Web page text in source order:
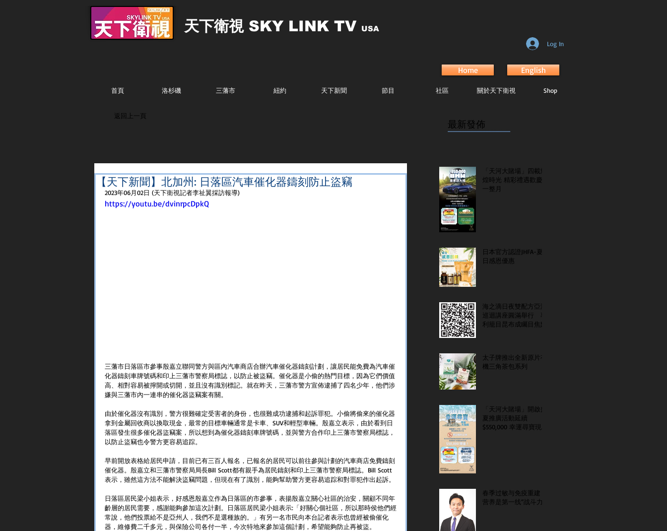
天下衛視SKY LINK TV USA
Log In
Home English
首頁 洛杉磯 三藩市 紐約 天下新聞 節目 社區 關於天下衛視 Shop
返回上一頁
【天下新聞】北加州: 日落區汽車催化器鑄刻防止盜竊
2023年06月02日 (天下衛視記者李祉翼採訪報導)
https://youtu.be/dvinrpcDpkQ
三藩市日落區市參事殷嘉立聯同警方與區內汽車商店合辦汽車催化器鑄刻計劃，讓居民能免費為汽車催
化器鑄刻車牌號碼和印上三藩市警察局標誌，以防止被盜竊。催化器是小偷的熱門目標，因為它們價值
高、相對容易被擰開或切開，並且沒有識別標記。就在昨天，三藩市警方宣佈逮捕了四名少年，他們涉
嫌與三藩市內一連串的催化器盜竊案有關。
由於催化器沒有識別，警方很難確定受害者的身份，也很難成功逮捕和起訴罪犯。小偷將偷來的催化器
拿到金屬回收商以換取現金，最常的目標車輛通常是卡車、SUV和輕型車輛。殷嘉立表示，由於看到日
落區發生很多催化器盜竊案，所以想到為催化器鑄刻車牌號碼，並與警方合作印上三藩市警察局標誌，
以防止盜竊也令警方更容易追踪。
早前開放表格給居民申請，目前已有三百人報名，已報名的居民可以前往參與計劃的汽車商店免費鑄刻
催化器。殷嘉立和三藩市警察局局長Bill Scott都有親手為居民鑄刻和印上三藩市警察局標誌。Bill Scott
表示，雖然這方法不能解決盜竊問題，但現在有了識別，能夠幫助警方更容易追踪和對罪犯作出起訴。
日落區居民梁小姐表示，好感恩殷嘉立作為日落區的市參事，表揚殷嘉立關心社區的治安，關顧不同年
齡層的居民需要，感謝能夠參加這次計劃。日落區居民梁小姐表示:「好關心個社區，所以那時侯他們經
常說，他們投票給不是亞州人，我們不是選種族的。」有另一名市民向本台記者表示也曾經被偷催化
器，維修費二千多元，與保險公司各付一半，今次特地來參加這個計劃，希望能夠防止再被盜。
最新發佈
...............................................................
「天河大賭場」四載輝
煌時光 精彩禮遇歡慶
一整月
日本官方認證JHFA-夏
日感恩優惠
海之滴日夜雙配方亞洲
巡迴講座圓滿舉行 專
利籠目昆布成矚目焦點
太子牌推出全新原片有
機三角茶包系列
「天河大賭場」開啟盛
夏推廣活動延續
$550,000 幸運尋寶現金
春季过敏与免疫重建：
营养是第一线“战斗力”